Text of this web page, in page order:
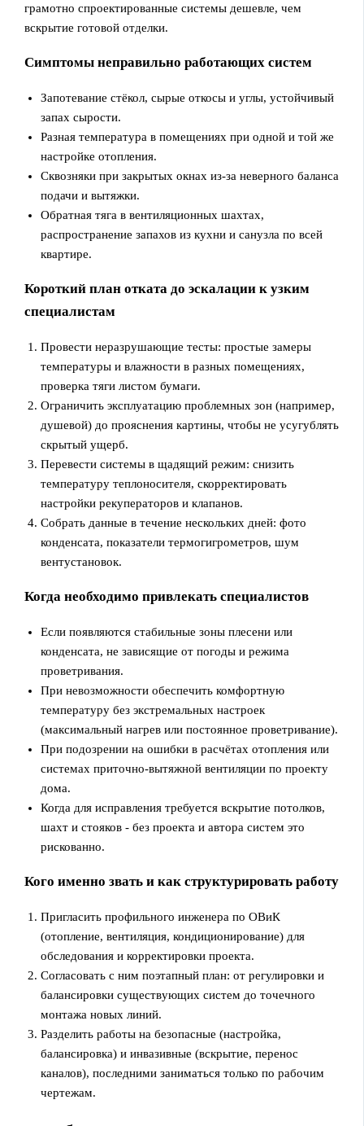
грамотно спроектированные системы дешевле, чем
вскрытие готовой отделки.
Симптомы неправильно работающих систем
Запотевание стёкол, сырые откосы и углы, устойчивый
запах сырости.
Разная температура в помещениях при одной и той же
настройке отопления.
Сквозняки при закрытых окнах из-за неверного баланса
подачи и вытяжки.
Обратная тяга в вентиляционных шахтах,
распространение запахов из кухни и санузла по всей
квартире.
Короткий план отката до эскалации к узким
специалистам
Провести неразрушающие тесты: простые замеры
температуры и влажности в разных помещениях,
проверка тяги листом бумаги.
Ограничить эксплуатацию проблемных зон (например,
душевой) до прояснения картины, чтобы не усугублять
скрытый ущерб.
Перевести системы в щадящий режим: снизить
температуру теплоносителя, скорректировать
настройки рекуператоров и клапанов.
Собрать данные в течение нескольких дней: фото
конденсата, показатели термогигрометров, шум
вентустановок.
Когда необходимо привлекать специалистов
Если появляются стабильные зоны плесени или
конденсата, не зависящие от погоды и режима
проветривания.
При невозможности обеспечить комфортную
температуру без экстремальных настроек
(максимальный нагрев или постоянное проветривание).
При подозрении на ошибки в расчётах отопления или
системах приточно-вытяжной вентиляции по проекту
дома.
Когда для исправления требуется вскрытие потолков,
шахт и стояков - без проекта и автора систем это
рискованно.
Кого именно звать и как структурировать работу
Пригласить профильного инженера по ОВиК
(отопление, вентиляция, кондиционирование) для
обследования и корректировки проекта.
Согласовать с ним поэтапный план: от регулировки и
балансировки существующих систем до точечного
монтажа новых линий.
Разделить работы на безопасные (настройка,
балансировка) и инвазивные (вскрытие, перенос
каналов), последними заниматься только по рабочим
чертежам.